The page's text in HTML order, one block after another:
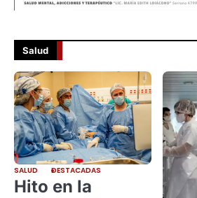
Salud
SALUD DESTACADAS
Hito en la